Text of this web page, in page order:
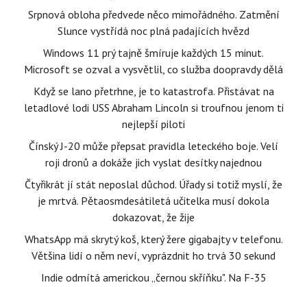
Srpnová obloha předvede něco mimořádného. Zatmění
Slunce vystřídá noc plná padajících hvězd
Windows 11 prý tajně šmíruje každých 15 minut.
Microsoft se ozval a vysvětlil, co služba doopravdy dělá
Když se lano přetrhne, je to katastrofa. Přistávat na
letadlové lodi USS Abraham Lincoln si troufnou jenom ti
nejlepší piloti
Čínský J-20 může přepsat pravidla leteckého boje. Velí
roji dronů a dokáže jich vyslat desítky najednou
Čtyřikrát jí stát neposlal důchod. Úřady si totiž myslí, že
je mrtvá. Pětaosmdesátiletá učitelka musí dokola
dokazovat, že žije
WhatsApp má skrytý koš, který žere gigabajty v telefonu.
Většina lidí o něm neví, vyprázdnit ho trvá 30 sekund
Indie odmítá americkou „černou skříňku". Na F-35